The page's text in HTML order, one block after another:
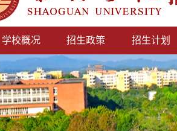
学校概况 招生政策 招生计划